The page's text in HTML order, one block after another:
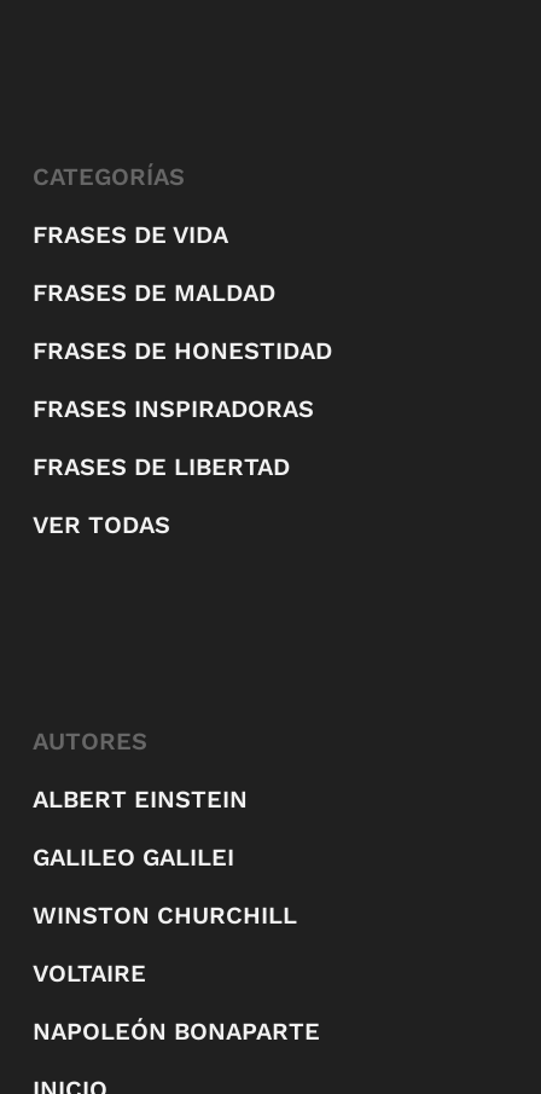
CATEGORÍAS
FRASES DE VIDA
FRASES DE MALDAD
FRASES DE HONESTIDAD
FRASES INSPIRADORAS
FRASES DE LIBERTAD
VER TODAS
AUTORES
ALBERT EINSTEIN
GALILEO GALILEI
WINSTON CHURCHILL
VOLTAIRE
NAPOLEÓN BONAPARTE